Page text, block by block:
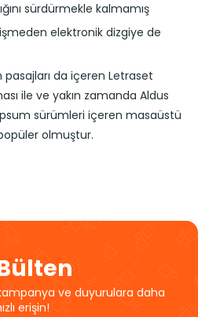
sürdürmekle kalmamış
elektronik dizgiye de
pasajları da içeren Letraset
ile ve yakın zamanda Aldus
sürümleri içeren masaüstü
popüler olmuştur.
ve duyurulara daha
erişin!